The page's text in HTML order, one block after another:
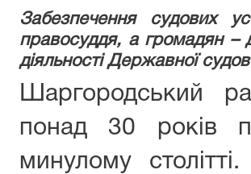
Забезпечення судових
правосуддя, а громадян –
діяльності Державної
Шаргородський
понад 30 років
минулому